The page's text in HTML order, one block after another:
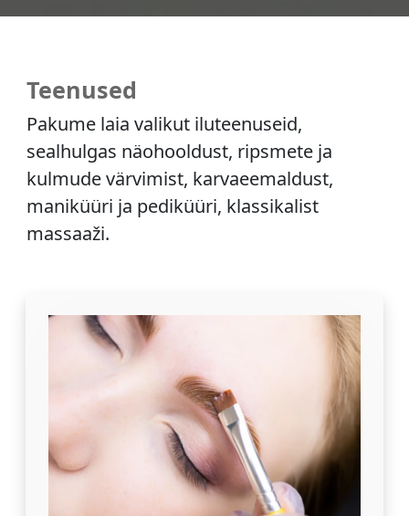
Teenused
Pakume laia valikut iluteenuseid,
sealhulgas näohooldust, ripsmete ja
kulmude värvimist, karvaeemaldust,
maniküüri ja pediküüri, klassikalist
massaaži.